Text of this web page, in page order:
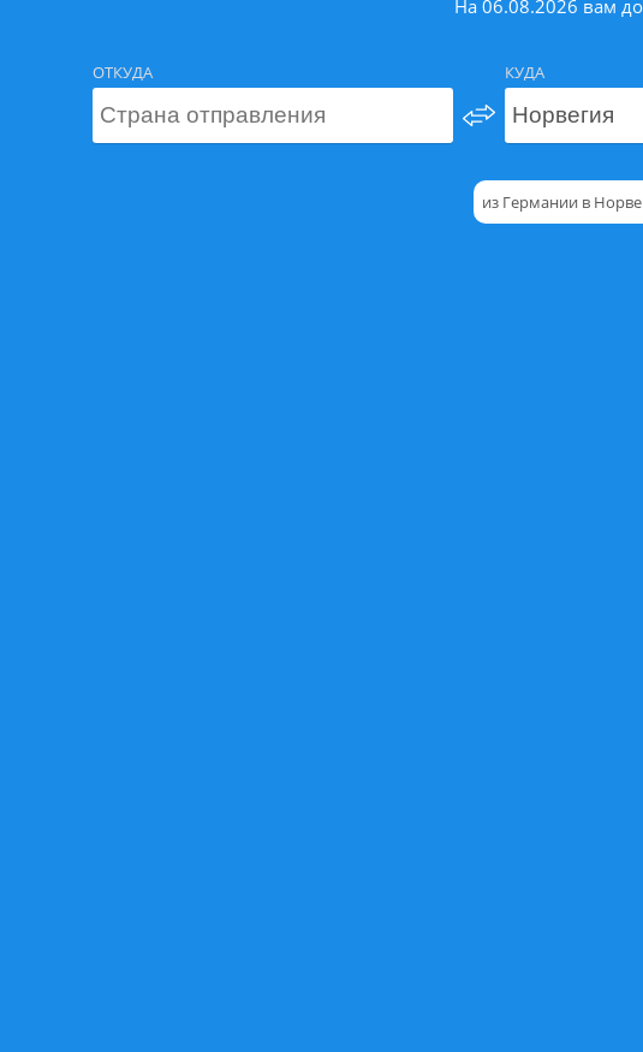
На 06.08.2026 вам
ОТКУДА КУДА
из Германии в